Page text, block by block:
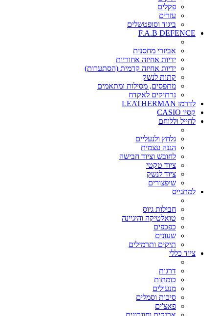
פקלים
עזרים
ביגוד וסופטשלים
F.A.B DEFENCE
אביזרי מחסנית
ידיות אחיזה אחוריות
ידיות אחיזה קדמית (הסתערות)
קתות לנשק
מתפסים, מסילות ומתאמים
נרתיקים לאקדח
לדרמן LEATHERMAN
קסיו CASIO
לחייל וללוחם
גלחץ ולנעליים
הגנה עצמית
לחובש וציוד חבישה
ציוד טקטי
ציוד לנשק
שיפצורים
למתגייס
חבילות גיוס
טואלטיקה והיגיינה
כפכפים
שעונים
תיקים ותרמילים
ציוד כללי
דרגות
כומתות
מנעולים
סיכות וסמלים
פאצ'ים